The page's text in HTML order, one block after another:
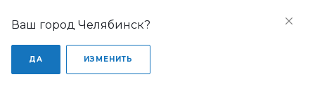
Ваш город Челябинск?
ДА ИЗМЕНИТЬ